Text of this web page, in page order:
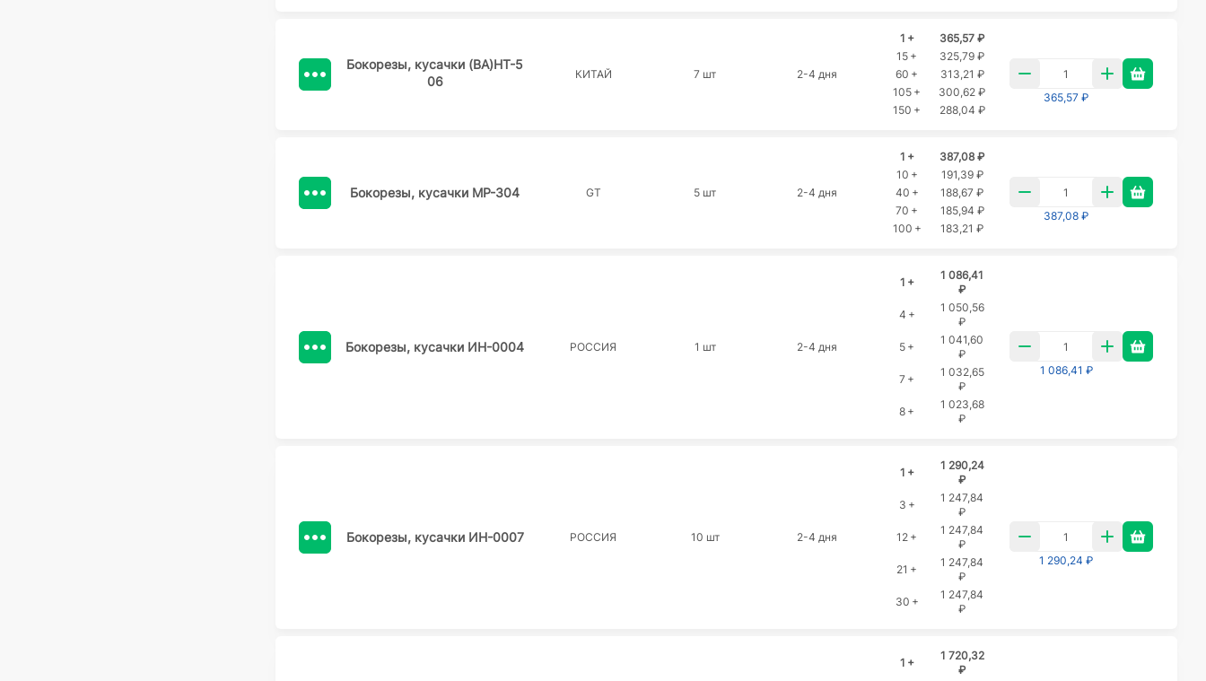
Бокорезы, кусачки (BA)HT-5
06
КИТАЙ 7 шт 2-4 дня
1 +
365,57 ₽
15 +
325,79 ₽
60 +
313,21 ₽
105 +
300,62 ₽
150 +
288,04 ₽
365,57 ₽
Бокорезы, кусачки MP-304 GT 5 шт 2-4 дня
1 +
387,08 ₽
10 +
191,39 ₽
40 +
188,67 ₽
70 +
185,94 ₽
100 +
183,21 ₽
387,08 ₽
Бокорезы, кусачки ИН-0004 РОССИЯ 1 шт 2-4 дня
1 +
1 086,41
₽
4 +
1 050,56
₽
5 +
1 041,60
₽
7 +
1 032,65
₽
8 +
1 023,68
₽
1 086,41 ₽
Бокорезы, кусачки ИН-0007 РОССИЯ 10 шт 2-4 дня
1 +
1 290,24
₽
3 +
1 247,84
₽
12 +
1 247,84
₽
21 +
1 247,84
₽
30 +
1 247,84
₽
1 290,24 ₽
1 +
1 720,32
₽